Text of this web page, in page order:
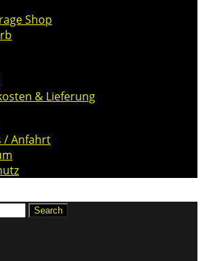
Shop
& Lieferung
/ Anfahrt